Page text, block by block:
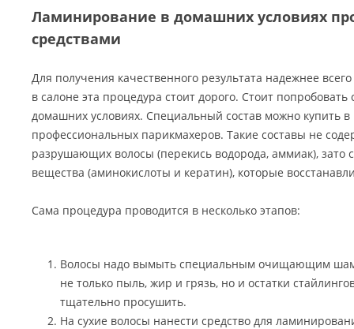
Ламинирование в домашних условиях
средствами
Для получения качественного результата надежнее
в салоне эта процедура стоит дорого. Стоит
домашних условиях. Специальный состав можно купить в
профессиональных парикмахеров. Такие составы не
разрушающих волосы (перекись водорода, аммиак),
вещества (аминокислоты и кератин), которые
Сама процедура проводится в несколько этапов:
Волосы надо вымыть специальным очищающим
не только пыль, жир и грязь, но и остатки
тщательно просушить.
На сухие волосы нанести средство для